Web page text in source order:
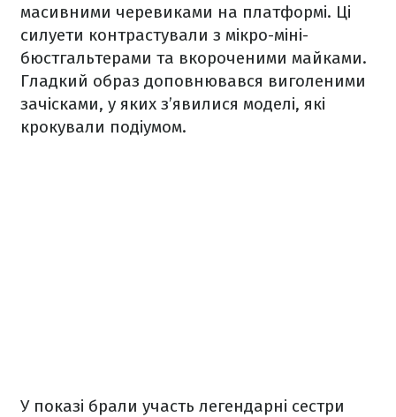
масивними черевиками на платформі. Ці
силуети контрастували з мікро-міні-
бюстгальтерами та вкороченими майками.
Гладкий образ доповнювався виголеними
зачісками, у яких з’явилися моделі, які
крокували подіумом.
У показі брали участь легендарні сестри